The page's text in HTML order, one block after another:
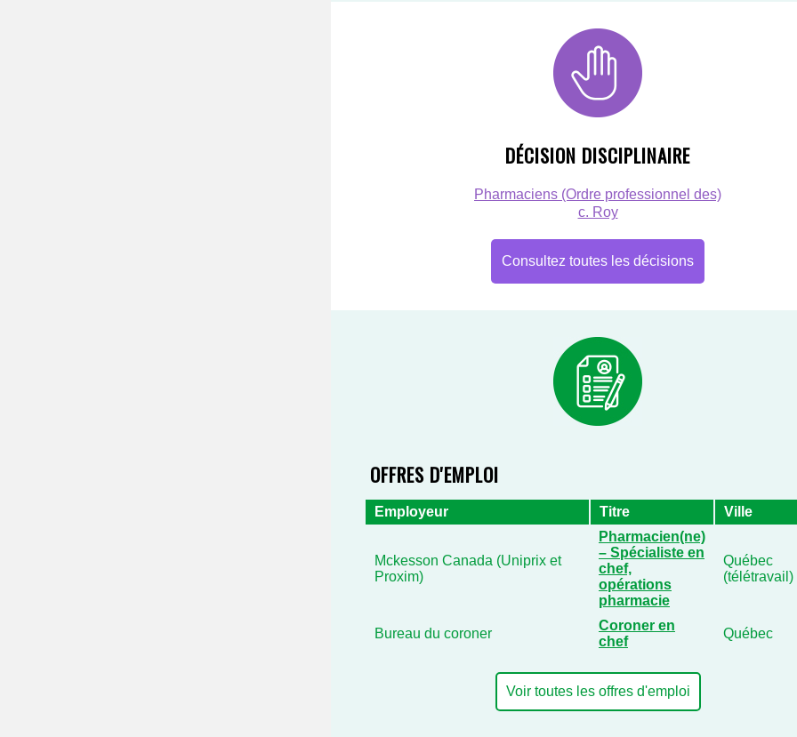
DÉCISION DISCIPLINAIRE
Pharmaciens (Ordre professionnel des)
c. Roy
Consultez toutes les décisions
OFFRES D'EMPLOI
Employeur Titre Ville
Mckesson Canada (Uniprix et
Proxim)
Pharmacien(ne)
– Spécialiste en
chef,
opérations
pharmacie
Québec
(télétravail)
Bureau du coroner
Coroner en
chef
Québec
Voir toutes les offres d'emploi